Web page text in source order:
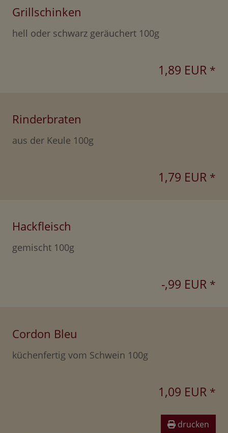
Grillschinken
hell oder schwarz geräuchert 100g
1,89 EUR *
Rinderbraten
aus der Keule 100g
1,79 EUR *
Hackfleisch
gemischt 100g
-,99 EUR *
Cordon Bleu
küchenfertig vom Schwein 100g
1,09 EUR *
drucken